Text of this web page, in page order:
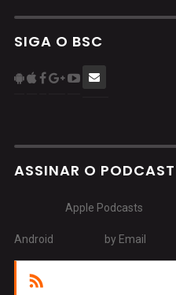
SIGA O BSC
ASSINAR O PODCAST
Apple Podcasts
Android by Email